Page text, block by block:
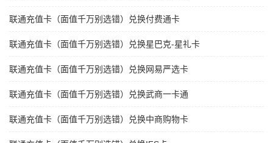
联通充值卡（面值千万别选错）兑换付费通卡
联通充值卡（面值千万别选错）兑换星巴克-星礼卡
联通充值卡（面值千万别选错）兑换网易严选卡
联通充值卡（面值千万别选错）兑换武商一卡通
联通充值卡（面值千万别选错）兑换中商购物卡